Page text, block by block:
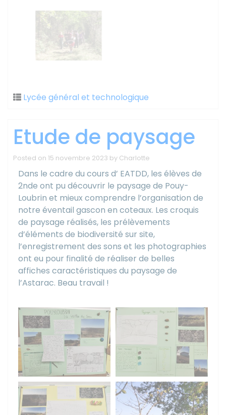
Lycée général et technologique
Etude de paysage
Posted on 15 novembre 2023 by Charlotte
Dans le cadre du cours d’ EATDD, les élèves de
2nde ont pu découvrir le paysage de Pouy-
Loubrin et mieux comprendre l’organisation de
notre éventail gascon en coteaux. Les croquis
de paysage réalisés, les prélèvements
d’éléments de biodiversité sur site,
l’enregistrement des sons et les photographies
ont eu pour finalité de réaliser de belles
affiches caractéristiques du paysage de
l’Astarac. Beau travail !